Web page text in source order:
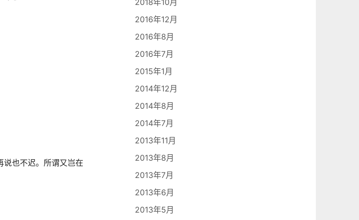
也不迟。所谓又岂在
2016年12月
2016年8月
2016年7月
2015年1月
2014年12月
2014年8月
2014年7月
2013年11月
2013年8月
2013年7月
2013年6月
2013年5月